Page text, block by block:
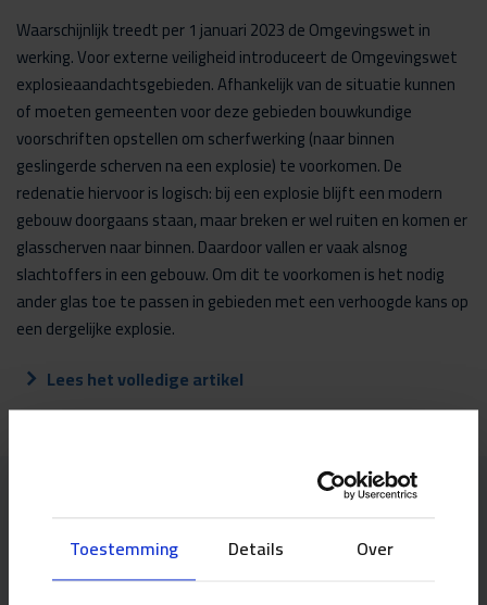
Toestemming Details Over
Waarschijnlijk treedt per 1 januari 2023 de Omgevingswet in
werking. Voor externe veiligheid introduceert de Omgevingswet
explosieaandachtsgebieden. Afhankelijk van de situatie kunnen
of moeten gemeenten voor deze gebieden bouwkundige
voorschriften opstellen om scherfwerking (naar binnen
geslingerde scherven na een explosie) te voorkomen. De
redenatie hiervoor is logisch: bij een explosie blijft een modern
gebouw doorgaans staan, maar breken er wel ruiten en komen er
glasscherven naar binnen. Daardoor vallen er vaak alsnog
slachtoffers in een gebouw. Om dit te voorkomen is het nodig
ander glas toe te passen in gebieden met een verhoogde kans op
een dergelijke explosie.
Lees het volledige artikel
Onze adviseurs